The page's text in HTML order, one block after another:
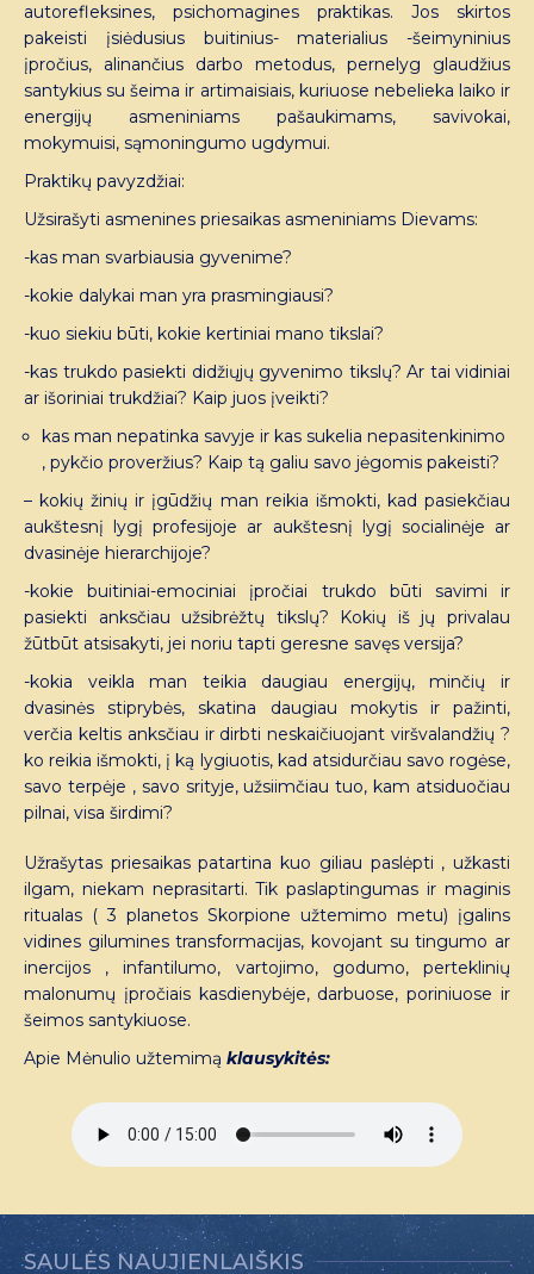
autorefleksines, psichomagines praktikas. Jos skirtos
pakeisti įsiėdusius buitinius- materialius -šeimyninius
įpročius, alinančius darbo metodus, pernelyg glaudžius
santykius su šeima ir artimaisiais, kuriuose nebelieka laiko ir
energijų asmeniniams pašaukimams, savivokai,
mokymuisi, sąmoningumo ugdymui.
Praktikų pavyzdžiai:
Užsirašyti asmenines priesaikas asmeniniams Dievams:
-kas man svarbiausia gyvenime?
-kokie dalykai man yra prasmingiausi?
-kuo siekiu būti, kokie kertiniai mano tikslai?
-kas trukdo pasiekti didžiųjų gyvenimo tikslų? Ar tai vidiniai
ar išoriniai trukdžiai? Kaip juos įveikti?
kas man nepatinka savyje ir kas sukelia nepasitenkinimo
, pykčio proveržius? Kaip tą galiu savo jėgomis pakeisti?
– kokių žinių ir įgūdžių man reikia išmokti, kad pasiekčiau
aukštesnį lygį profesijoje ar aukštesnį lygį socialinėje ar
dvasinėje hierarchijoje?
-kokie buitiniai-emociniai įpročiai trukdo būti savimi ir
pasiekti anksčiau užsibrėžtų tikslų? Kokių iš jų privalau
žūtbūt atsisakyti, jei noriu tapti geresne savęs versija?
-kokia veikla man teikia daugiau energijų, minčių ir
dvasinės stiprybės, skatina daugiau mokytis ir pažinti,
verčia keltis anksčiau ir dirbti neskaičiuojant viršvalandžių ?
ko reikia išmokti, į ką lygiuotis, kad atsidurčiau savo rogėse,
savo terpėje , savo srityje, užsiimčiau tuo, kam atsiduočiau
pilnai, visa širdimi?
Užrašytas priesaikas patartina kuo giliau paslėpti , užkasti
ilgam, niekam neprasitarti. Tik paslaptingumas ir maginis
ritualas ( 3 planetos Skorpione užtemimo metu) įgalins
vidines gilumines transformacijas, kovojant su tingumo ar
inercijos , infantilumo, vartojimo, godumo, perteklinių
malonumų įpročiais kasdienybėje, darbuose, poriniuose ir
šeimos santykiuose.
Apie Mėnulio užtemimą klausykitės:
SAULĖS NAUJIENLAIŠKIS